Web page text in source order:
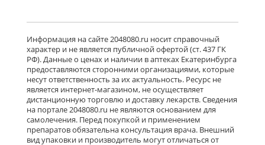
Нейронтин (табл. п. плен. о. 600 мг
№ 50) Пфайзер Мэнюфэкчуринг
Дойчленд ГмбХ Германия Виатрис
Спешиалти ЭлЭлСи Пуэрто-
Рико,США
Нет в аптеках города
Нейронтин (табл. п. плен. о. 600 мг
№ 100) Пфайзер Мэнюфэкчуринг
Дойчленд ГмбХ Германия Виатрис
Спешиалти ЭлЭлСи Пуэрто-
Рико,США
есть в 1 аптеках
Информация на сайте 2048080.ru носит справочный
характер и не является публичной офертой (ст. 437 ГК
РФ). Данные о ценах и наличии в аптеках Екатеринбурга
предоставляются сторонними организациями, которые
несут ответственность за их актуальность. Ресурс не
является интернет-магазином, не осуществляет
дистанционную торговлю и доставку лекарств. Сведения
на портале 2048080.ru не являются основанием для
самолечения. Перед покупкой и применением
препаратов обязательна консультация врача. Внешний
вид упаковки и производитель могут отличаться от